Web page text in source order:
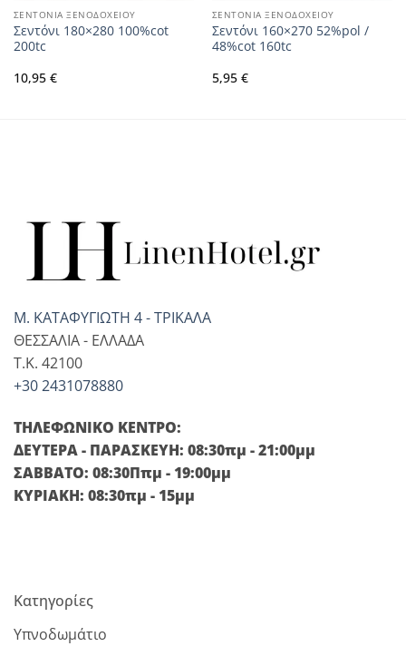
ΣΕΝΤΟΝΙΑ ΞΕΝΟΔΟΧΕΙΟΥ
Σεντόνι 180×280 100%cot
200tc
10,95 €
ΣΕΝΤΟΝΙΑ ΞΕΝΟΔΟΧΕΙΟΥ
Σεντόνι 160×270 52%pol /
48%cot 160tc
5,95 €
Μ. ΚΑΤΑΦΥΓΙΩΤΗ 4 - ΤΡΙΚΑΛΑ
ΘΕΣΣΑΛΙΑ - ΕΛΛΑΔΑ
T.K. 42100
+30 2431078880
ΤΗΛΕΦΩΝΙΚΟ ΚΕΝΤΡΟ:
ΔΕΥΤΕΡΑ - ΠΑΡΑΣΚΕΥΗ: 08:30πμ - 21:00μμ
ΣΑΒΒΑΤΟ: 08:30Ππμ - 19:00μμ
ΚΥΡΙΑΚΗ: 08:30πμ - 15μμ
Κατηγορίες
Υπνοδωμάτιο